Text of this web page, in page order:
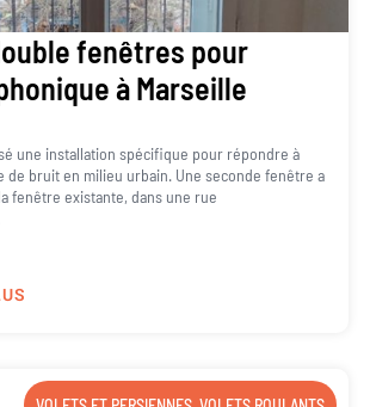
fenêtres pour
à Marseille
une installation spécifique pour répondre à
de bruit en milieu urbain. Une seconde fenêtre a
fenêtre existante, dans une rue